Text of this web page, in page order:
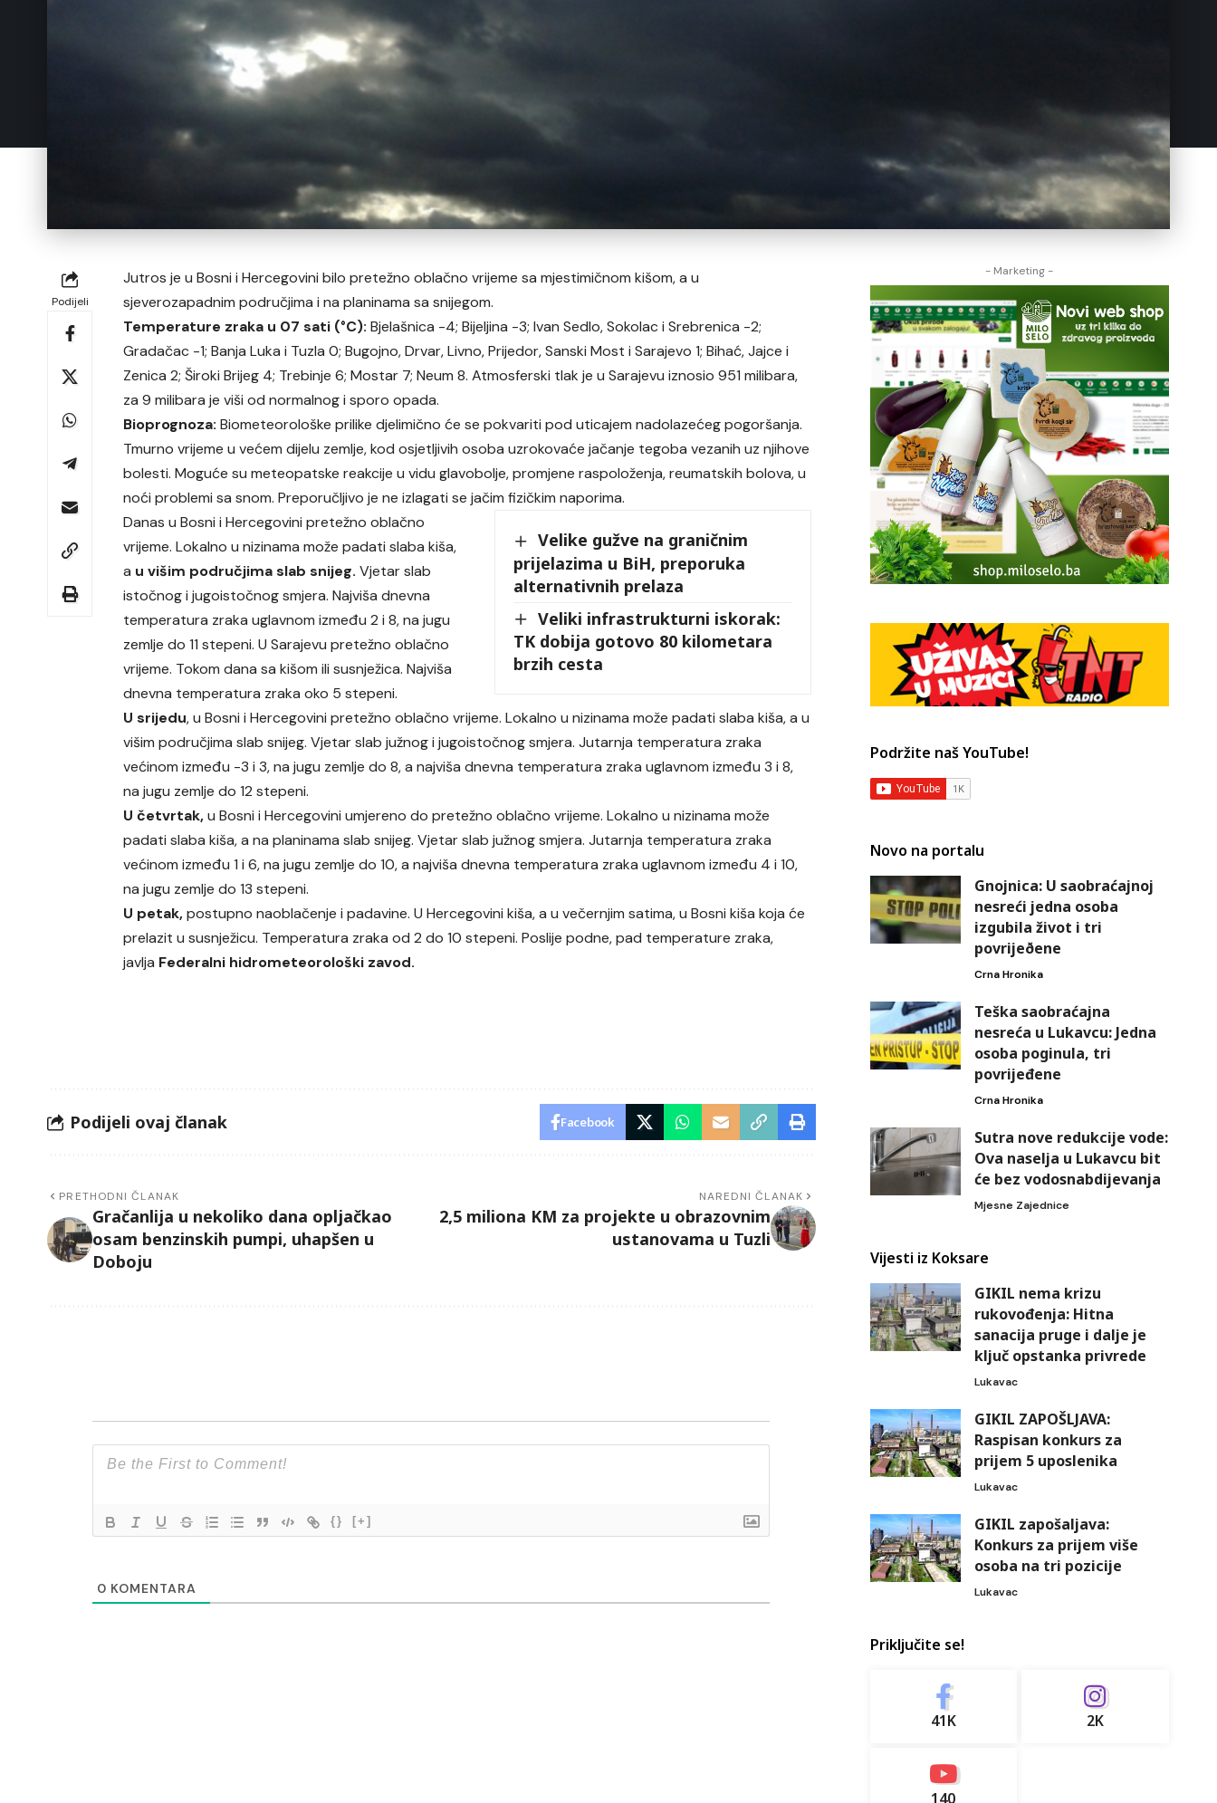
Podijeli
Jutros je u Bosni i Hercegovini bilo pretežno oblačno vrijeme sa mjestimičnom kišom, a u
sjeverozapadnim područjima i na planinama sa snijegom.
Temperature zraka u 07 sati (°C): Bjelašnica -4; Bijeljina -3; Ivan Sedlo, Sokolac i Srebrenica -2;
Gradačac -1; Banja Luka i Tuzla 0; Bugojno, Drvar, Livno, Prijedor, Sanski Most i Sarajevo 1; Bihać, Jajce i
Zenica 2; Široki Brijeg 4; Trebinje 6; Mostar 7; Neum 8. Atmosferski tlak je u Sarajevu iznosio 951 milibara,
za 9 milibara je viši od normalnog i sporo opada.
Bioprognoza: Biometeorološke prilike djelimično će se pokvariti pod uticajem nadolazećeg pogoršanja.
Tmurno vrijeme u većem dijelu zemlje, kod osjetljivih osoba uzrokovaće jačanje tegoba vezanih uz njihove
bolesti. Moguće su meteopatske reakcije u vidu glavobolje, promjene raspoloženja, reumatskih bolova, u
noći problemi sa snom. Preporučljivo je ne izlagati se jačim fizičkim naporima.
Velike gužve na graničnim
prijelazima u BiH, preporuka
alternativnih prelaza
Veliki infrastrukturni iskorak:
TK dobija gotovo 80 kilometara
brzih cesta
Danas u Bosni i Hercegovini pretežno oblačno
vrijeme. Lokalno u nizinama može padati slaba kiša,
a u višim područjima slab snijeg. Vjetar slab
istočnog i jugoistočnog smjera. Najviša dnevna
temperatura zraka uglavnom između 2 i 8, na jugu
zemlje do 11 stepeni. U Sarajevu pretežno oblačno
vrijeme. Tokom dana sa kišom ili susnježica. Najviša
dnevna temperatura zraka oko 5 stepeni.
U srijedu, u Bosni i Hercegovini pretežno oblačno vrijeme. Lokalno u nizinama može padati slaba kiša, a u
višim područjima slab snijeg. Vjetar slab južnog i jugoistočnog smjera. Jutarnja temperatura zraka
većinom između -3 i 3, na jugu zemlje do 8, a najviša dnevna temperatura zraka uglavnom između 3 i 8,
na jugu zemlje do 12 stepeni.
U četvrtak,u Bosni i Hercegovini umjereno do pretežno oblačno vrijeme. Lokalno u nizinama može
padati slaba kiša, a na planinama slab snijeg. Vjetar slab južnog smjera. Jutarnja temperatura zraka
većinom između 1 i 6, na jugu zemlje do 10, a najviša dnevna temperatura zraka uglavnom između 4 i 10,
na jugu zemlje do 13 stepeni.
U petak,postupno naoblačenje i padavine. U Hercegovini kiša, a u večernjim satima, u Bosni kiša koja će
prelazit u susnježicu. Temperatura zraka od 2 do 10 stepeni. Poslije podne, pad temperature zraka,
javlja Federalni hidrometeorološki zavod.
Podijeli ovaj članak Facebook
PRETHODNI ČLANAK
Gračanlija u nekoliko dana opljačkao
osam benzinskih pumpi, uhapšen u
Doboju
NAREDNI ČLANAK
2,5 miliona KM za projekte u obrazovnim
ustanovama u Tuzli
{} [+]
0 KOMENTARA
- Marketing -
Podržite naš YouTube!
Novo na portalu
Gnojnica: U saobraćajnoj
nesreći jedna osoba
izgubila život i tri
povrijeðene
Crna Hronika
Teška saobraćajna
nesreća u Lukavcu: Jedna
osoba poginula, tri
povrijeđene
Crna Hronika
Sutra nove redukcije vode:
Ova naselja u Lukavcu bit
će bez vodosnabdijevanja
Mjesne Zajednice
Vijesti iz Koksare
GIKIL nema krizu
rukovođenja: Hitna
sanacija pruge i dalje je
ključ opstanka privrede
Lukavac
GIKIL ZAPOŠLJAVA:
Raspisan konkurs za
prijem 5 uposlenika
Lukavac
GIKIL zapošaljava:
Konkurs za prijem više
osoba na tri pozicije
Lukavac
Priključite se!
41K 2K
140